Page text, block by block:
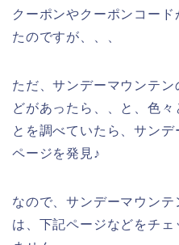
クーポンやクーポンコー
たのですが、、、
ただ、サンデーマウンテ
どがあったら、、と、色
とを調べていたら、サン
ページを発見♪
なので、サンデーマウン
は、下記ページなどをチ